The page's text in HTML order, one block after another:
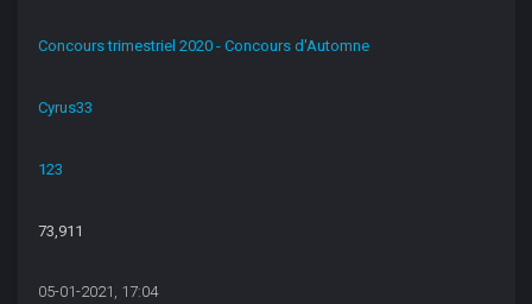
Concours trimestriel 2020 - Concours d'Automne
Cyrus33
123
73,911
05-01-2021, 17:04